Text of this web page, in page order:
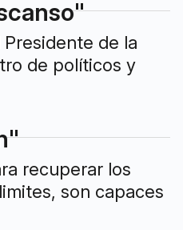
de la
de políticos y
recuperar los
son capaces